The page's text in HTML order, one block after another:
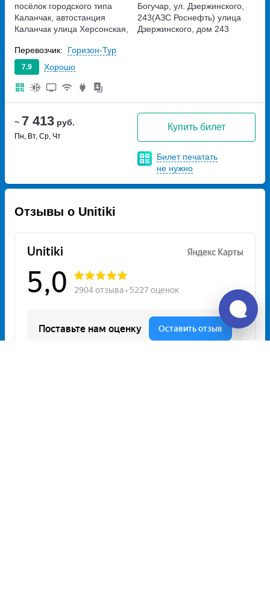
~ 7 413 руб.
Пн, Вт, Ср, Чт
Купить билет
Билет печатать
не нужно
посёлок городского типа
Каланчак, автостанция
Каланчак улица Херсонская,
Богучар, ул. Дзержинского,
243(АЗС Роснефть) улица
Дзержинского, дом 243
7.9 Хорошо
Перевозчик: Горизон-Тур
Отзывы о Unitiki